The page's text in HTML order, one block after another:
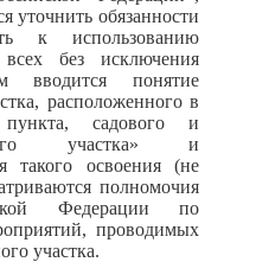
уточнить обязанности
к использованию
без исключения
вводится понятие
расположенного в
пункта, садового и
участка» и
такого освоения (не
полномочия
Федерации по
проводимых
участка.